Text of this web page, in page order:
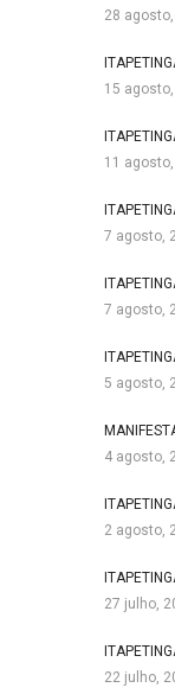
28
15
11
7 agosto,
7 agosto,
5 agosto,
4 agosto,
2 agosto,
27 julho,
22 julho,